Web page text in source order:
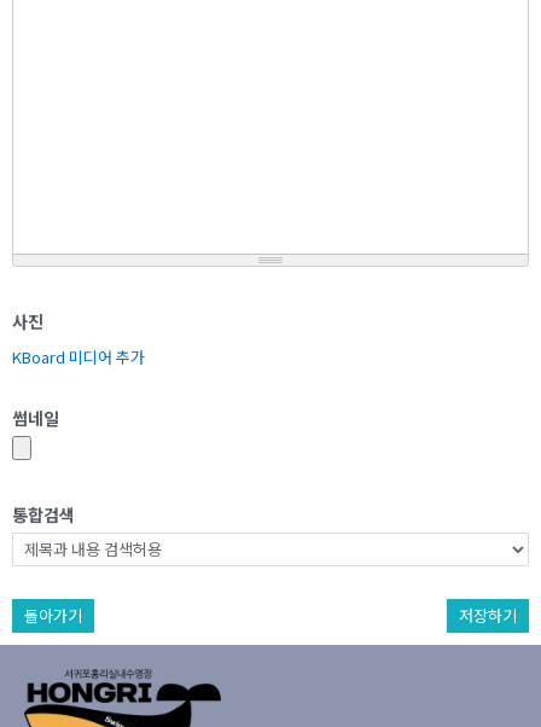
사진
KBoard 미디어 추가
썸네일
통합검색
돌아가기 저장하기